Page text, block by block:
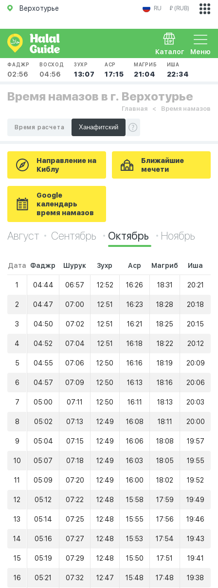
Верхотурье RU ₽ (RUB)
Меню
Каталог
ФАДЖР
02:56
ВОСХОД
04:56
ЗУХР
13:07
АСР
17:15
МАГРИБ
21:04
ИША
22:34
Время намазов в г. Верхотурье
Главная Время намазов
Время расчета
Направление на
Киблу
Ближайшие
мечети
Google
календарь
время намазов
Август Сентябрь Октябрь Ноябрь
Дата Фаджр Шурук Зухр Аср Магриб Иша
1 04:44 06:57 12:52 16:26 18:31 20:21
2 04:47 07:00 12:51 16:23 18:28 20:18
3 04:50 07:02 12:51 16:21 18:25 20:15
4 04:52 07:04 12:51 16:18 18:22 20:12
5 04:55 07:06 12:50 16:16 18:19 20:09
6 04:57 07:09 12:50 16:13 18:16 20:06
7 05:00 07:11 12:50 16:11 18:13 20:03
8 05:02 07:13 12:49 16:08 18:11 20:00
9 05:04 07:15 12:49 16:06 18:08 19:57
10 05:07 07:18 12:49 16:03 18:05 19:55
11 05:09 07:20 12:49 16:00 18:02 19:52
12 05:12 07:22 12:48 15:58 17:59 19:49
13 05:14 07:25 12:48 15:55 17:56 19:46
14 05:16 07:27 12:48 15:53 17:54 19:43
15 05:19 07:29 12:48 15:50 17:51 19:41
16 05:21 07:32 12:47 15:48 17:48 19:38